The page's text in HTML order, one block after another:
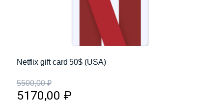
Netflix gift card 50$ (USA)
5500,00₽
5170,00 ₽